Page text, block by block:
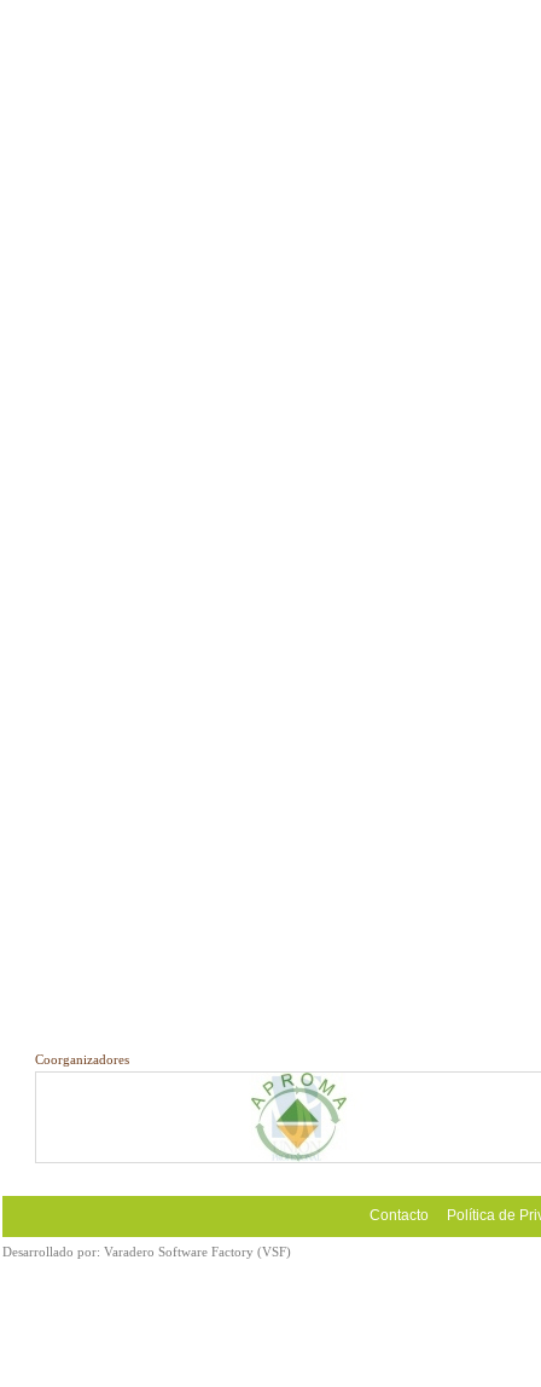
Coorganizadores
Contacto Política de
Desarrollado por: Varadero Software Factory (VSF)